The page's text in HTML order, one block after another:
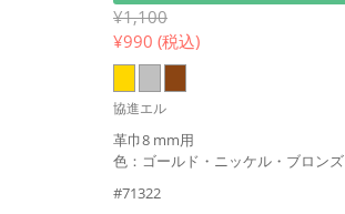
¥1,100
¥990 (税込)
協進エル
革巾8 mm用
色：ゴールド・ニッケル・ブロンズ
#71322